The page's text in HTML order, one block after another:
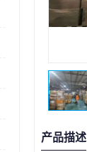
产品描述